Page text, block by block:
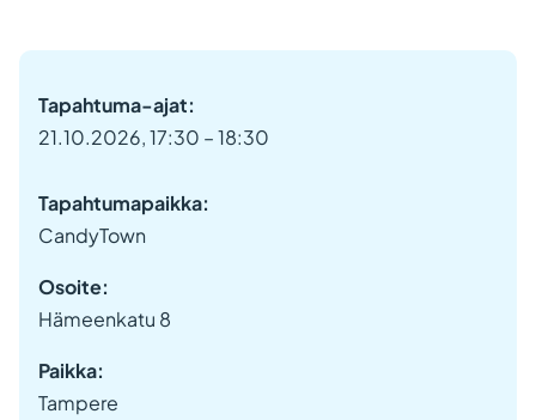
Tapahtuma-ajat:
21.10.2026, 17:30 – 18:30
Tapahtumapaikka:
CandyTown
Osoite:
Hämeenkatu 8
Paikka:
Tampere